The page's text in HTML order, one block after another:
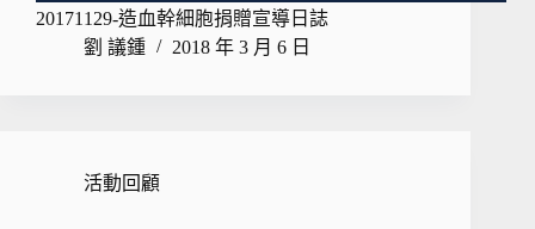
20171129-造血幹細胞捐贈宣導日誌
劉 議鍾
2018 年 3 月 6 日
活動回顧